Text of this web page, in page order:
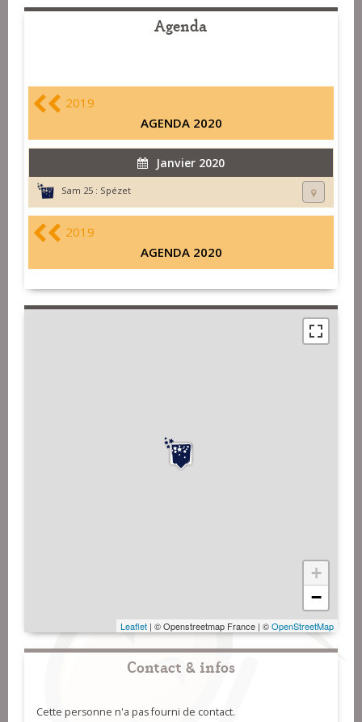
Agenda
2019
AGENDA 2020
Janvier 2020
Sam 25 : Spézet
2019
AGENDA 2020
+
−
Leaflet | © Openstreetmap France | ©OpenStreetMap
Contact & infos
Cette personne n'a pas fourni de contact.